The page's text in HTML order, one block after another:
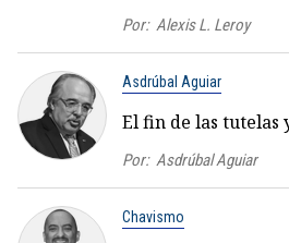
Por: Alexis L. Leroy
Asdrúbal Aguiar
El fin de las tutelas
Por: Asdrúbal Aguiar
Chavismo